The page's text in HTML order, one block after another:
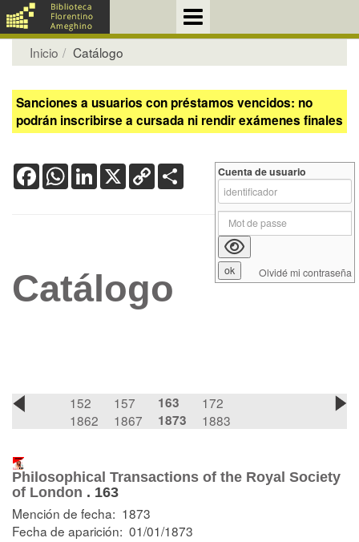
Inicio Catálogo
Sanciones a usuarios con préstamos vencidos: no
podrán inscribirse a cursada ni rendir exámenes finales
FacebookWhatsApp
LinkedIn
X Copy
Link
Catálogo
152
1862
157
1867
163
1873
172
1883
Philosophical Transactions of the Royal Society
of London . 163
Mención de fecha: 1873
Fecha de aparición: 01/01/1873
Cuenta de usuario
Olvidé mi contraseña